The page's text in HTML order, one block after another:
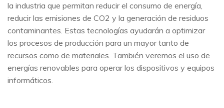
la industria que permitan reducir el consumo de energía,
reducir las emisiones de CO2 y la generación de residuos
contaminantes. Estas tecnologías ayudarán a optimizar
los procesos de producción para un mayor tanto de
recursos como de materiales. También veremos el uso de
energías renovables para operar los dispositivos y equipos
informáticos.